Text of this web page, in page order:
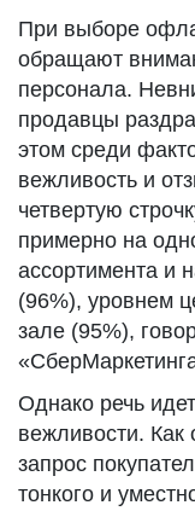
При выборе
обращают
персонала.
продавцы
этом среди
вежливость и
четвертую
примерно на
ассортимента и
(96%), уровнем
зале (95%),
Однако речь
вежливости.
запрос
тонкого и